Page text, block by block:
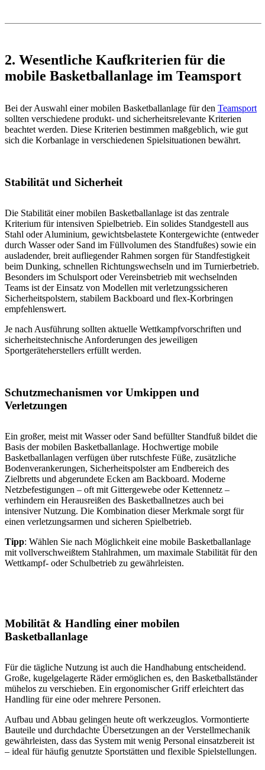
2. Wesentliche Kaufkriterien für die
mobile Basketballanlage im Teamsport
Bei der Auswahl einer mobilen Basketballanlage für den Teamsport
sollten verschiedene produkt- und sicherheitsrelevante Kriterien
beachtet werden. Diese Kriterien bestimmen maßgeblich, wie gut
sich die Korbanlage in verschiedenen Spielsituationen bewährt.
Stabilität und Sicherheit
Die Stabilität einer mobilen Basketballanlage ist das zentrale
Kriterium für intensiven Spielbetrieb. Ein solides Standgestell aus
Stahl oder Aluminium, gewichtsbelastete Kontergewichte (entweder
durch Wasser oder Sand im Füllvolumen des Standfußes) sowie ein
ausladender, breit aufliegender Rahmen sorgen für Standfestigkeit
beim Dunking, schnellen Richtungswechseln und im Turnierbetrieb.
Besonders im Schulsport oder Vereinsbetrieb mit wechselnden
Teams ist der Einsatz von Modellen mit verletzungssicheren
Sicherheitspolstern, stabilem Backboard und flex-Korbringen
empfehlenswert.
Je nach Ausführung sollten aktuelle Wettkampfvorschriften und
sicherheitstechnische Anforderungen des jeweiligen
Sportgeräteherstellers erfüllt werden.
Schutzmechanismen vor Umkippen und
Verletzungen
Ein großer, meist mit Wasser oder Sand befüllter Standfuß bildet die
Basis der mobilen Basketballanlage. Hochwertige mobile
Basketballanlagen verfügen über rutschfeste Füße, zusätzliche
Bodenverankerungen, Sicherheitspolster am Endbereich des
Zielbretts und abgerundete Ecken am Backboard. Moderne
Netzbefestigungen – oft mit Gittergewebe oder Kettennetz –
verhindern ein Herausreißen des Basketballnetzes auch bei
intensiver Nutzung. Die Kombination dieser Merkmale sorgt für
einen verletzungsarmen und sicheren Spielbetrieb.
Tipp: Wählen Sie nach Möglichkeit eine mobile Basketballanlage
mit vollverschweißtem Stahlrahmen, um maximale Stabilität für den
Wettkampf- oder Schulbetrieb zu gewährleisten.
Mobilität & Handling einer mobilen
Basketballanlage
Für die tägliche Nutzung ist auch die Handhabung entscheidend.
Große, kugelgelagerte Räder ermöglichen es, den Basketballständer
mühelos zu verschieben. Ein ergonomischer Griff erleichtert das
Handling für eine oder mehrere Personen.
Aufbau und Abbau gelingen heute oft werkzeuglos. Vormontierte
Bauteile und durchdachte Übersetzungen an der Verstellmechanik
gewährleisten, dass das System mit wenig Personal einsatzbereit ist
– ideal für häufig genutzte Sportstätten und flexible Spielstellungen.